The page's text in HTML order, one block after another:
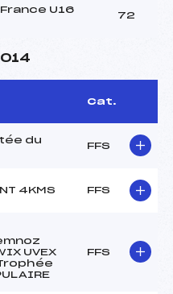
U16
72
Cat.
du
FFS
4KMS FFS
UVEX
Trophée
FFS